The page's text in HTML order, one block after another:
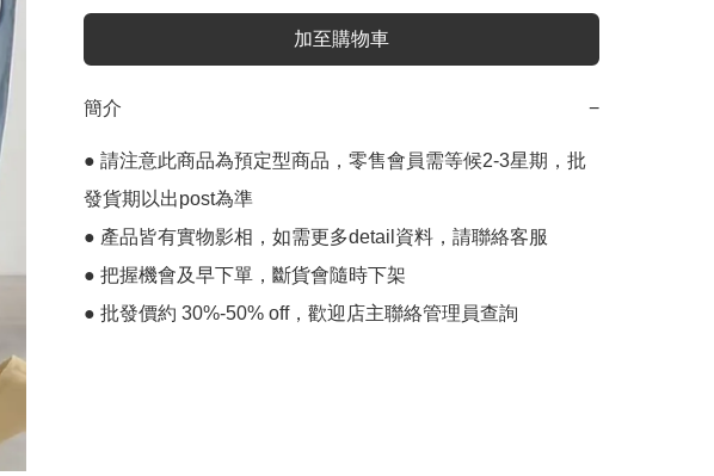
加至購物車
簡介 −
● 請注意此商品為預定型商品，零售會員需等候2-3星期，批
發貨期以出post為準
● 產品皆有實物影相，如需更多detail資料，請聯絡客服
● 把握機會及早下單，斷貨會隨時下架
● 批發價約 30%-50% off，歡迎店主聯絡管理員查詢